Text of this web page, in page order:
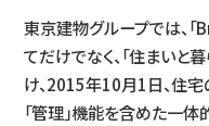
お問い合わせ
東京建物グループでは、
てだけでなく、「住まいと
け、2015年10月1日、住宅
「管理」機能を含めた一